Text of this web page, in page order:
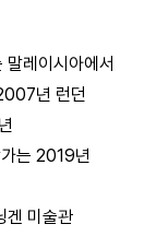
레이시아에서
년 런던
는 2019년
겐 미술관